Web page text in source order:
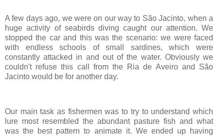
A few days ago, we were on our way to São Jacinto, when a
huge activity of seabirds diving caught our attention. We
stopped the car and this was the scenario: we were faced
with endless schools of small sardines, which were
constantly attacked in and out of the water. Obviously we
couldn't refuse this call from the Ria de Aveiro and São
Jacinto would be for another day.
Our main task as fishermen was to try to understand which
lure most resembled the abundant pasture fish and what
was the best pattern to animate it. We ended up having